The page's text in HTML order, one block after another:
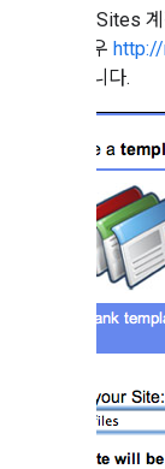
Google Sites
않은 경우
를 만듭니다.